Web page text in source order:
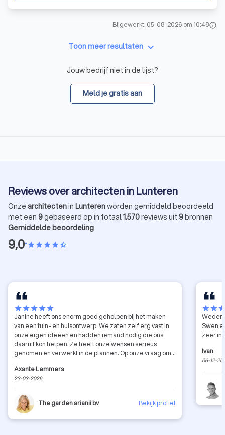
Bijgewerkt: 05-08-2026 om 10:48info
Toon meer resultaten keyboard_arrow_down
Jouw bedrijf niet in de lijst?
Meld je gratis aan
Reviews over architecten in Lunteren
Onze architectenin Lunterenworden gemiddeld beoordeeld
met een 9gebaseerd op in totaal1.570reviews uit 9bronnen
Gemiddelde beoordeling
9,0•starstarstarstarstar_half
starstarstarstarstar
Janine heeft ons enorm goed geholpen bij het maken
van een tuin- en huisontwerp. We zaten zelf erg vast in
onze eigen ideeën en hadden iemand nodig die ons
daaruit kon helpen. Ze heeft onze wensen serieus
genomen en verwerkt in de plannen. Op onze vraag om
box' denkt, heeft ze echt geleverd! Janine verwerkt de
feedback direct in een volgend ontwerp en ze reageert
snel (sneller dan wij terug reageerden). Ze helpt ook bij
het uitzoeken waar je bepaalde spullen en beplanting
kan kopen. Zeker een aanrader!
Axante Lemmers
23-03-2026
The garden arianii bv Bekijk profiel
starstar
Swen
zeer in
Ivan
06-12-